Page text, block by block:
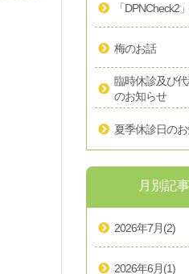
「DPNCheck2
梅のお話
臨時休診及び
のお知らせ
夏季休診日の
月別記
2026年7月(2)
2026年6月(1)